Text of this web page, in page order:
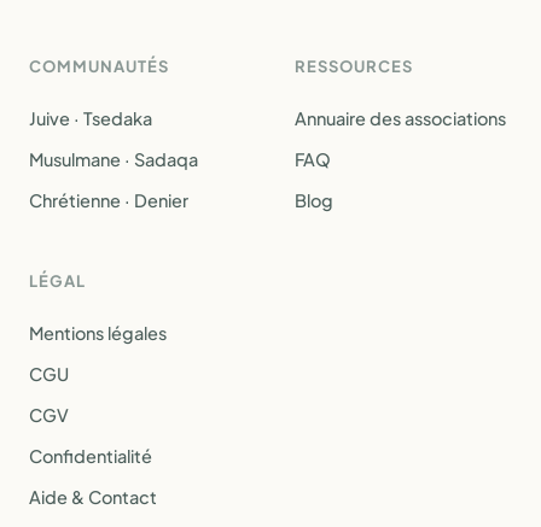
COMMUNAUTÉS
Juive · Tsedaka
Musulmane · Sadaqa
Chrétienne · Denier
RESSOURCES
Annuaire des associations
FAQ
Blog
LÉGAL
Mentions légales
CGU
CGV
Confidentialité
Aide & Contact